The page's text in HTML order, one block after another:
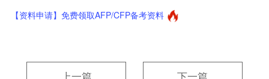
【资料申请】免费领取AFP/CFP备考资料
上一篇 下一篇